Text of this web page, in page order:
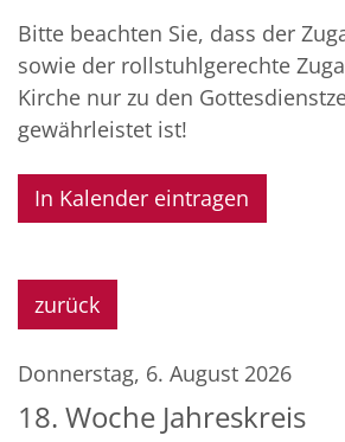
Bitte beachten Sie, dass der
sowie der rollstuhlgerechte
Kirche nur zu den
gewährleistet ist!
In Kalender eintragen
zurück
Donnerstag, 6. August 2026
18. Woche Jahreskreis